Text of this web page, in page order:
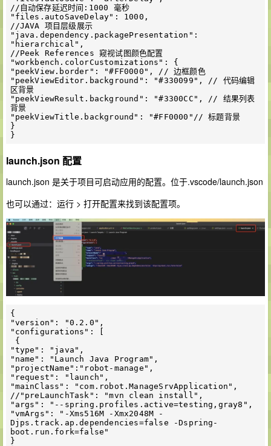
//自动保存延迟时间:1000 毫秒
"files.autoSaveDelay": 1000,
//JAVA 项目层级展示
"java.dependency.packagePresentation":
"hierarchical",
//Peek References 窥视试图颜色配置
"workbench.colorCustomizations": {
"peekView.border": "#FF0000", // 边框颜色
"peekViewEditor.background": "#330099", // 代码编辑
区背景
"peekViewResult.background": "#3300CC", // 结果列表
背景
"peekViewTitle.background": "#FF0000"// 标题背景
}
launch.json 配置
launch.json 是关于项目可启动应用的配置。位于.vscode/launch.json
也可以通过：运行 > 打开配置来找到该配置项。
{
"version": "0.2.0",
"configurations": [
"type": "java",
"name": "Launch Java Program",
"projectName":"robot-manage",
"request": "launch",
"mainClass": "com.robot.ManageSrvApplication",
//"preLaunchTask": "mvn clean install",
"args": "--spring.profiles.active=testing,gray8",
"vmArgs": "-Xms516M -Xmx2048M -
Djps.track.ap.dependencies=false -Dspring-
boot.run.fork=false"
}